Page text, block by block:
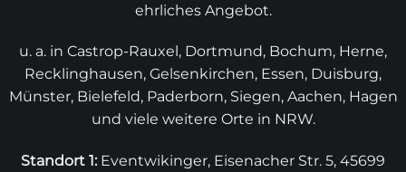
ehrliches Angebot.
u. a. in Castrop-Rauxel, Dortmund, Bochum, Herne,
Recklinghausen, Gelsenkirchen, Essen, Duisburg,
Münster, Bielefeld, Paderborn, Siegen, Aachen, Hagen
und viele weitere Orte in NRW.
Standort 1: Eventwikinger, Eisenacher Str. 5, 45699